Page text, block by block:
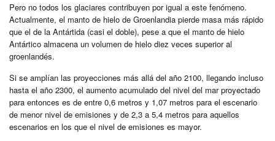
Pero no todos los glaciares contribuyen por igual a este fenómeno.
Actualmente, el manto de hielo de Groenlandia pierde masa más rápido
que el de la Antártida (casi el doble), pese a que el manto de hielo
Antártico almacena un volumen de hielo diez veces superior al
groenlandés.
Si se amplían las proyecciones más allá del año 2100, llegando incluso
hasta el año 2300, el aumento acumulado del nivel del mar proyectado
para entonces es de entre 0,6 metros y 1,07 metros para el escenario
de menor nivel de emisiones y de 2,3 a 5,4 metros para aquellos
escenarios en los que el nivel de emisiones es mayor.